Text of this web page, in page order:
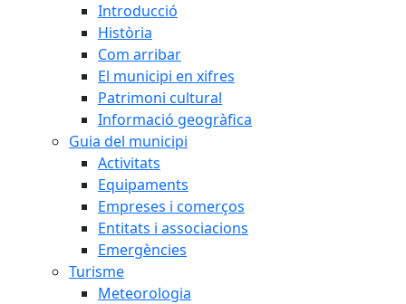
Introducció
Història
Com arribar
El municipi en xifres
Patrimoni cultural
Informació geogràfica
Guia del municipi
Activitats
Equipaments
Empreses i comerços
Entitats i associacions
Emergències
Turisme
Meteorologia